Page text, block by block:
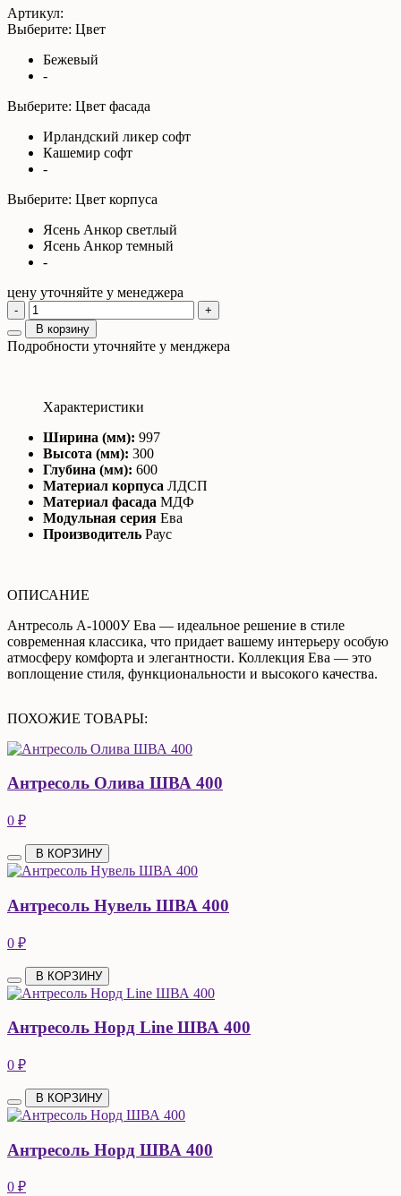
Артикул:
Выберите: Цвет
Бежевый
-
Выберите: Цвет фасада
Ирландский ликер софт
Кашемир софт
-
Выберите: Цвет корпуса
Ясень Анкор светлый
Ясень Анкор темный
-
цену уточняйте у менеджера
-
+
В корзину
Подробности уточняйте у менджера
Характеристики
Ширина (мм): 997
Высота (мм): 300
Глубина (мм): 600
Материал корпуса ЛДСП
Материал фасада МДФ
Модульная серия Ева
Производитель Раус
ОПИСАНИЕ
Антресоль А-1000У Ева — идеальное решение в стиле
современная классика, что придает вашему интерьеру особую
атмосферу комфорта и элегантности. Коллекция Ева — это
воплощение стиля, функциональности и высокого качества.
ПОХОЖИЕ ТОВАРЫ:
Антресоль Олива ШВА 400
0 ₽
В КОРЗИНУ
Антресоль Нувель ШВА 400
0 ₽
В КОРЗИНУ
Антресоль Норд Line ШВА 400
0 ₽
В КОРЗИНУ
Антресоль Норд ШВА 400
0 ₽